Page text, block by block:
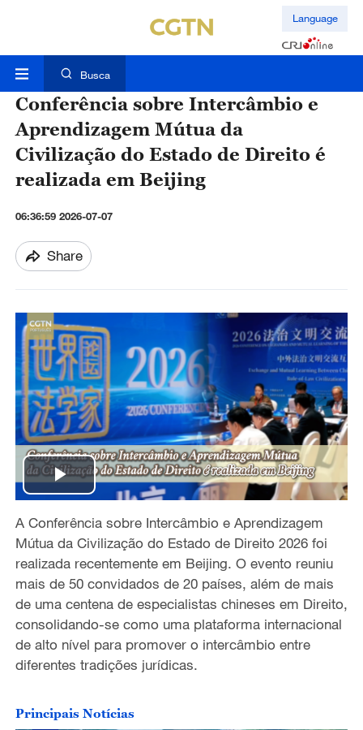
Language
Busca
Conferência sobre Intercâmbio e
Aprendizagem Mútua da
Civilização do Estado de Direito é
realizada em Beijing
06:36:59 2026-07-07
Share
P
l
a
y
V
i
d
A Conferência sobre Intercâmbio e Aprendizagem
Mútua da Civilização do Estado de Direito 2026 foi
realizada recentemente em Beijing. O evento reuniu
mais de 50 convidados de 20 países, além de mais
de uma centena de especialistas chineses em Direito,
consolidando-se como uma plataforma internacional
de alto nível para promover o intercâmbio entre
diferentes tradições jurídicas.
Principais Notícias